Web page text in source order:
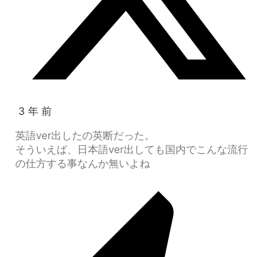
3 年 前
英語ver出したの英断だった。
そういえば、日本語ver出しても国内でこんな流行
の仕方する事なんか無いよね